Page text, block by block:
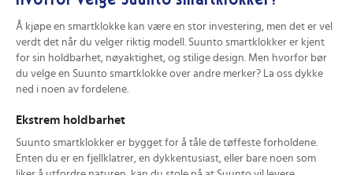
Å kjøpe en smartklokke kan være en stor investering, men det er vel
verdt det når du velger riktig modell. Suunto smartklokker er kjent
for sin holdbarhet, nøyaktighet, og stilige design. Men hvorfor bør
du velge en Suunto smartklokke over andre merker? La oss dykke
ned i noen av fordelene.
Ekstrem holdbarhet
Suunto smartklokker er bygget for å tåle de tøffeste forholdene.
Enten du er en fjellklatrer, en dykkentusiast, eller bare noen som